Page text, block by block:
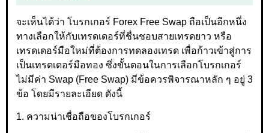
จะเห็นได้ว่า โบรกเกอร์ Forex Free Swap ถือเป็นอีกหนึ่ง
ทางเลือกให้กับเทรดเดอร์ที่ชื่นชอบสายเทรดยาว หรือ
เทรดเดอร์มือใหม่ที่ต้องการทดลองเทรด เพื่อก้าวเข้าสู่การ
เป็นเทรดเดอร์มือทอง ซึ่งขั้นตอนในการเลือกโบรกเกอร์
ไม่มีค่า Swap (Free Swap) มีข้อควรพิจารณาหลัก ๆ อยู่ 3
ข้อ โดยมีรายละเอียด ดังนี้
1. ความน่าเชื่อถือของโบรกเกอร์